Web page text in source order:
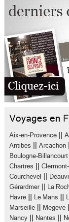
Voyages en
Aix-en-Provence
Antibes Arcachon
Boulogne-Billancourt
Chartres
Courchevel
Gérardmer|| La
Havre
Le Mans
Marseille Megève
Nancy Nantes